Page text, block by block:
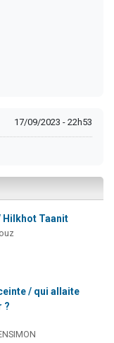
17/09/2023 - 22h53
Hilkhot Taanit
/ qui allaite
?